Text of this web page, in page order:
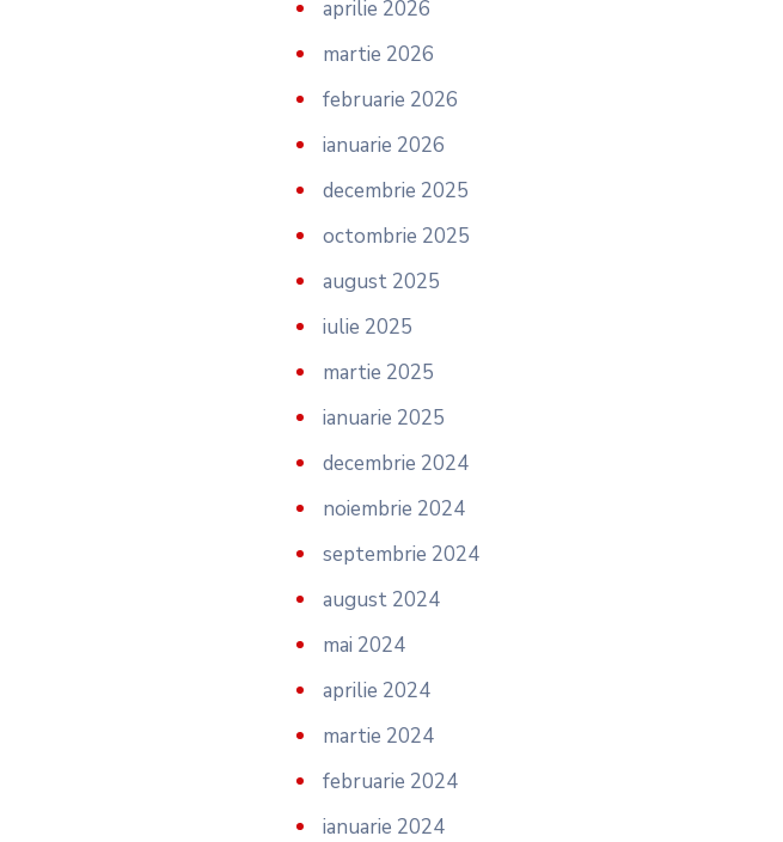
aprilie 2026
martie 2026
februarie 2026
ianuarie 2026
decembrie 2025
octombrie 2025
august 2025
iulie 2025
martie 2025
ianuarie 2025
decembrie 2024
noiembrie 2024
septembrie 2024
august 2024
mai 2024
aprilie 2024
martie 2024
februarie 2024
ianuarie 2024